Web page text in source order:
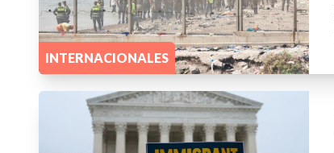
INTERNACIONALES